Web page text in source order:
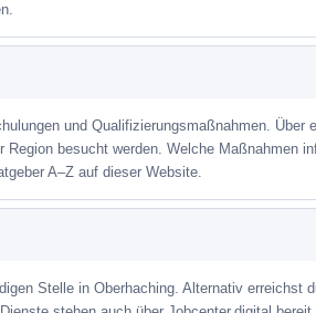
und Qualifizierungsmaßnahmen. Über
besucht werden. Welche Maßnahmen
A–Z auf dieser Website.
Stelle in Oberhaching. Alternativ erreichst